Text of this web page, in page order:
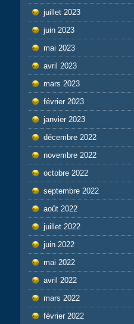
juillet 2023
juin 2023
mai 2023
avril 2023
mars 2023
février 2023
janvier 2023
décembre 2022
novembre 2022
octobre 2022
septembre 2022
août 2022
juillet 2022
juin 2022
mai 2022
avril 2022
mars 2022
février 2022